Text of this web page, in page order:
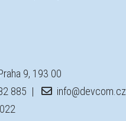
9, 193 00
885 |
info@devcom.cz